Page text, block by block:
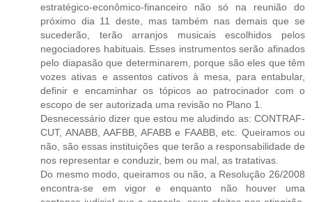
estratégico-econômico-financeiro não só na reunião do
próximo dia 11 deste, mas também nas demais que se
sucederão, terão arranjos musicais escolhidos pelos
negociadores habituais. Esses instrumentos serão afinados
pelo diapasão que determinarem, porque são eles que têm
vozes ativas e assentos cativos à mesa, para entabular,
definir e encaminhar os tópicos ao patrocinador com o
escopo de ser autorizada uma revisão no Plano 1.
Desnecessário dizer que estou me aludindo as: CONTRAF-
CUT, ANABB, AAFBB, AFABB e FAABB, etc. Queiramos ou
não, são essas instituições que terão a responsabilidade de
nos representar e conduzir, bem ou mal, as tratativas.
Do mesmo modo, queiramos ou não, a Resolução 26/2008
encontra-se em vigor e enquanto não houver uma